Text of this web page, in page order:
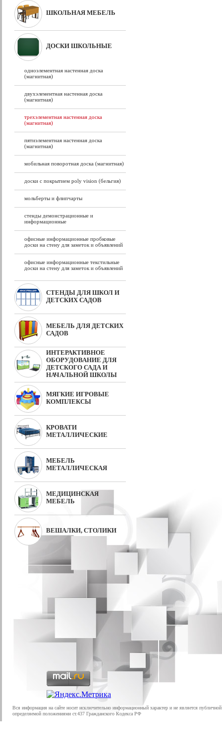
ШКОЛЬНАЯ МЕБЕЛЬ
ДОСКИ ШКОЛЬНЫЕ
одноэлементная настенная доска
(магнитная)
двухэлементная настенная доска
(магнитная)
трехэлементная настенная доска
(магнитная)
пятиэлементная настенная доска
(магнитная)
мобильная поворотная доска (магнитная)
доски с покрытием poly vision (бельгия)
мольберты и флипчарты
стенды демонстрационные и
информационные
офисные информационные пробковые
доски на стену для заметок и объявлений
офисные информационные текстильные
доски на стену для заметок и объявлений
СТЕНДЫ ДЛЯ ШКОЛ И
ДЕТСКИХ САДОВ
МЕБЕЛЬ ДЛЯ ДЕТСКИХ
САДОВ
ИНТЕРАКТИВНОЕ
ОБОРУДОВАНИЕ ДЛЯ
ДЕТСКОГО САДА И
НАЧАЛЬНОЙ ШКОЛЫ
МЯГКИЕ ИГРОВЫЕ
КОМПЛЕКСЫ
КРОВАТИ
МЕТАЛЛИЧЕСКИЕ
МЕБЕЛЬ
МЕТАЛЛИЧЕСКАЯ
МЕДИЦИНСКАЯ
МЕБЕЛЬ
ВЕШАЛКИ, СТОЛИКИ
Вся информация на сайте носит исключительно информационный характер и не является
определяемой положениями ст.437 Гражданского Кодекса РФ